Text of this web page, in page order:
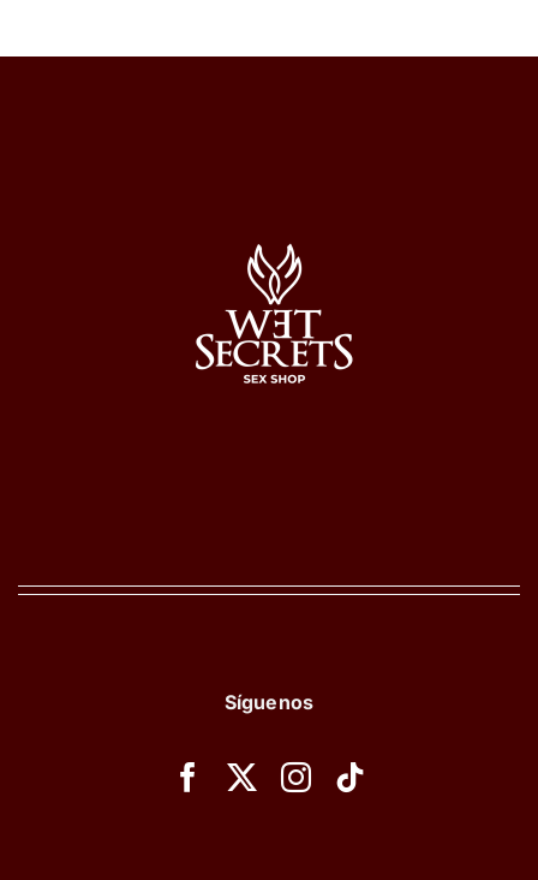
producto
Síguenos